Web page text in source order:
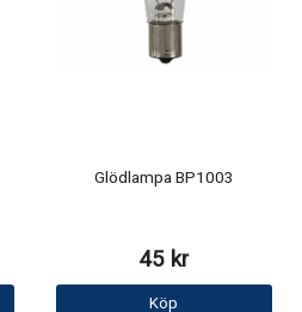
Glödlampa BP1003
45 kr
Köp